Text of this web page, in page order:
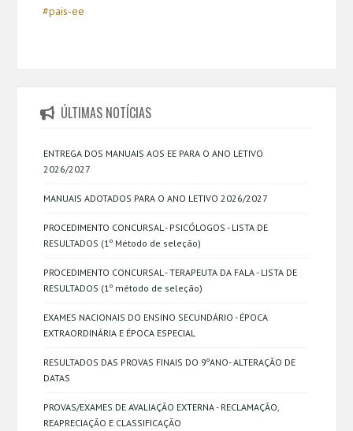
#pais-ee
ÚLTIMAS NOTÍCIAS
ENTREGA DOS MANUAIS AOS EE PARA O ANO LETIVO
2026/2027
MANUAIS ADOTADOS PARA O ANO LETIVO 2026/2027
PROCEDIMENTO CONCURSAL - PSICÓLOGOS - LISTA DE
RESULTADOS (1º Método de seleção)
PROCEDIMENTO CONCURSAL - TERAPEUTA DA FALA - LISTA DE
RESULTADOS (1º método de seleção)
EXAMES NACIONAIS DO ENSINO SECUNDÁRIO - ÉPOCA
EXTRAORDINÁRIA E ÉPOCA ESPECIAL
RESULTADOS DAS PROVAS FINAIS DO 9ºANO- ALTERAÇÃO DE
DATAS
PROVAS/EXAMES DE AVALIAÇÃO EXTERNA - RECLAMAÇÃO,
REAPRECIAÇÃO E CLASSIFICAÇÃO